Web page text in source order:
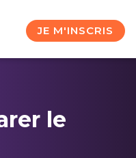
JE M'INSCRIS
le